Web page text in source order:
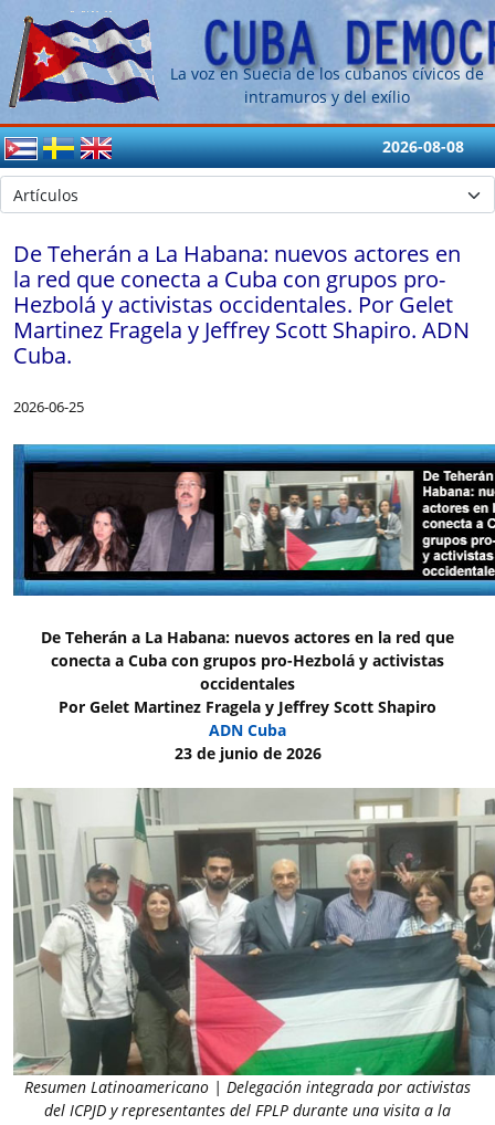
La voz en Suecia de los cubanos cívicos de
intramuros y del exílio
2026-08-08
De Teherán a La Habana: nuevos actores en
la red que conecta a Cuba con grupos pro-
Hezbolá y activistas occidentales. Por Gelet
Martinez Fragela y Jeffrey Scott Shapiro. ADN
Cuba.
2026-06-25
De Teherán a La Habana: nuevos actores en la red que
conecta a Cuba con grupos pro-Hezbolá y activistas
occidentales
Por Gelet Martinez Fragela y Jeffrey Scott Shapiro
ADN Cuba
23 de junio de 2026
Resumen Latinoamericano | Delegación integrada por activistas
del ICPJD y representantes del FPLP durante una visita a la